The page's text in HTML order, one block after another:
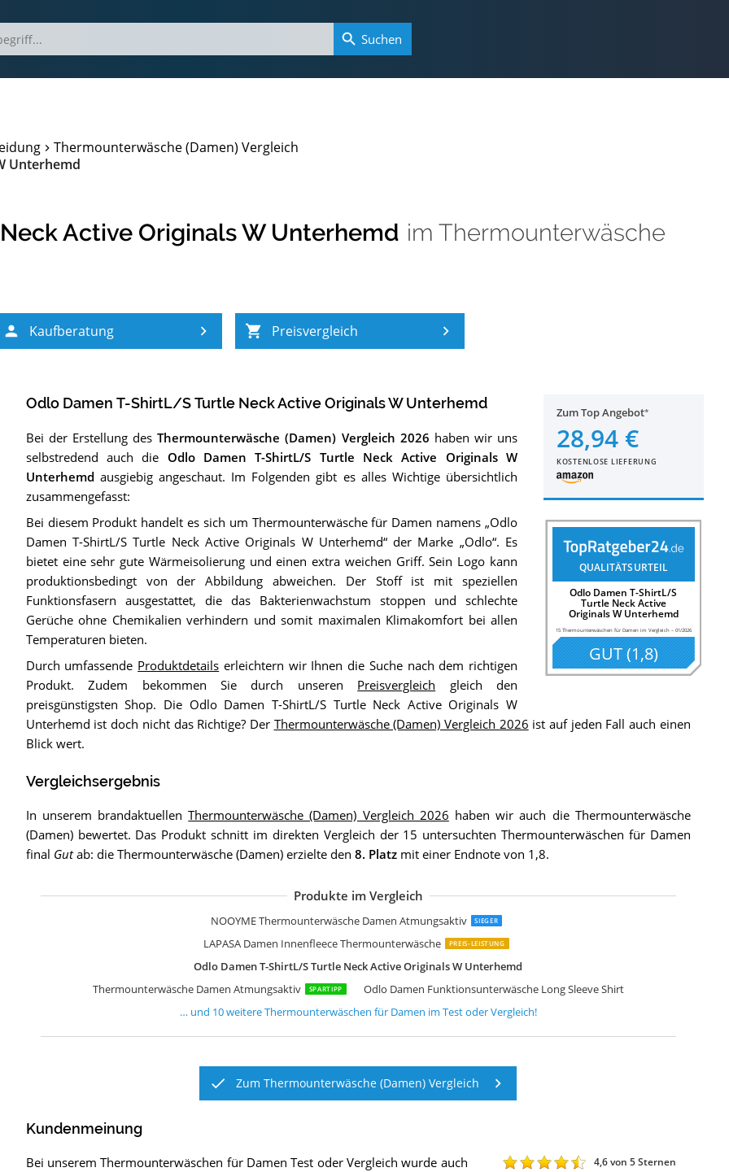
Thermounterwäsche (Damen) Vergleich
Unterhemd
Active Originals W Unterhemd im Thermounterwäsche
Kaufberatung Preisvergleich
Zum Top Angebot
28,94 €
KOSTENLOSE LIEFERUNG
QUALITÄTSURTEIL
Odlo Damen T-ShirtL/S
Turtle Neck Active
Originals W Unterhemd
15 Thermounterwäschen für Damen im Vergleich– 01/2026
GUT(1,8)
Odlo Damen T-ShirtL/S Turtle Neck Active Originals W Unterhemd
Bei der Erstellung desThermounterwäsche (Damen) Vergleich 2026 haben wir uns
selbstredend auch die Odlo Damen T-ShirtL/S Turtle Neck Active Originals W
Unterhemdausgiebig angeschaut. Im Folgenden gibt es alles Wichtige übersichtlich
zusammengefasst:
Bei diesem Produkt handelt es sich um Thermounterwäsche für Damen namens „Odlo
Damen T-ShirtL/S Turtle Neck Active Originals W Unterhemd“ der Marke „Odlo“. Es
bietet eine sehr gute Wärmeisolierung und einen extra weichen Griff. Sein Logo kann
produktionsbedingt von der Abbildung abweichen. Der Stoff ist mit speziellen
Funktionsfasern ausgestattet, die das Bakterienwachstum stoppen und schlechte
Gerüche ohne Chemikalien verhindern und somit maximalen Klimakomfort bei allen
Temperaturen bieten.
Durch umfassende Produktdetails erleichtern wir Ihnen die Suche nach dem richtigen
Produkt. Zudem bekommen Sie durch unseren Preisvergleich gleich den
preisgünstigsten Shop. Die Odlo Damen T-ShirtL/S Turtle Neck Active Originals W
Unterhemd ist doch nicht das Richtige? Der Thermounterwäsche (Damen) Vergleich 2026 ist auf jeden Fall auch einen
Blick wert.
Vergleichsergebnis
In unserem brandaktuellenThermounterwäsche (Damen) Vergleich 2026 haben wir auch die Thermounterwäsche
(Damen) bewertet. Das Produkt schnitt im direkten Vergleich der 15 untersuchten Thermounterwäschen für Damen
final Gutab: die Thermounterwäsche (Damen) erzielte den 8. Platzmit einer Endnote von 1,8.
Produkte im Vergleich
NOOYME Thermounterwäsche Damen Atmungsaktiv SIEGER
LAPASA Damen Innenfleece Thermounterwäsche PREIS-LEISTUNG
Odlo Damen T-ShirtL/S Turtle Neck Active Originals W Unterhemd
Thermounterwäsche Damen Atmungsaktiv
SPARTIPP Odlo Damen Funktionsunterwäsche Long Sleeve Shirt
Gomati Damen Thermo Unterwäsche Set Seamless
LAPASA Damen Innenfleece Thermo Oberteil
MeetHoo Thermounterwäsche Damen
MEETYOO Thermounterwäsche Damen
icefeld: Sport Ski- Thermounterwäsche-Set
TBoonor Thermounterwäsche Damen
Odlo Damen Traininghose X-Warm
Sesto Senso Damen Funktionsunterwäsche Shirt
Medico Damen Wäsche Set Thermounterwäsche
ALPIDEX Damen Funktionswäsche
… und 10weitereThermounterwäschen für Damen im Test oder Vergleich!
Zum Thermounterwäsche (Damen) Vergleich
Kundenmeinung
4,6von 5 Sternen
Bei unseremThermounterwäschen für Damen Test oder Vergleich wurde auch
Suchen